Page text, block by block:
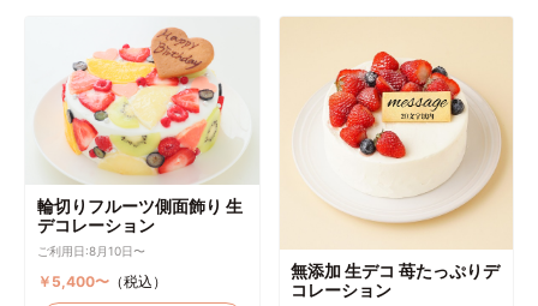
輪切りフルーツ側面飾り 生
デコレーション
ご利用日:8月10日〜
￥5,400〜（税込）
無添加 生デコ 苺たっぷりデ
コレーション